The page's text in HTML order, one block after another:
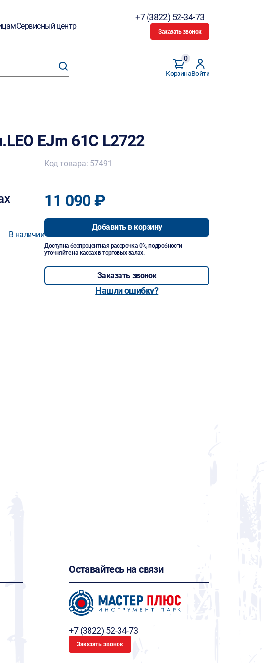
Сервисный центр
+7 (3822) 52-34-73
Заказать звонок
Корзина
0
Войти
EJm 61C L2722
В наличии
Код товара: 57491
11 090 ₽
Добавить в корзину
Доступна беспроцентная рассрочка 0%, подробности
уточняйте на кассах в торговых залах.
Заказать звонок
Нашли ошибку?
Оставайтесь на связи
+7 (3822) 52-34-73
Заказать звонок